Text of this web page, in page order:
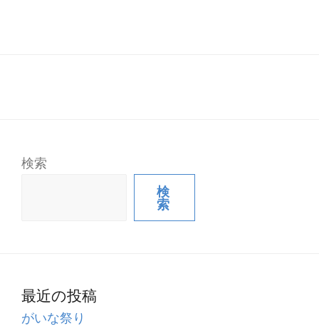
検索
検
索
最近の投稿
がいな祭り